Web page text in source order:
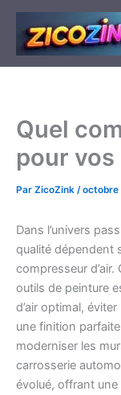
Aller
contenu
Quel
pour
Par ZicoZink /octobre
Dans l’univers
qualité dépendent
compresseur
outils de peinture
d’air optimal,
une finition
moderniser les
carrosserie
évolué, offrant